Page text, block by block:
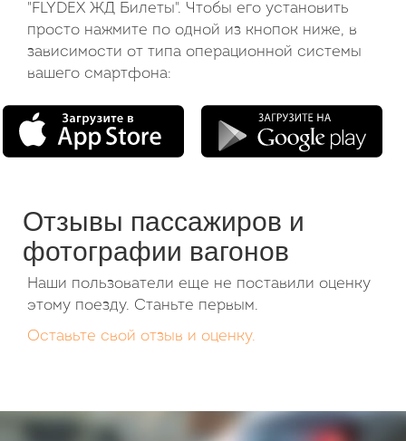
"FLYDEX ЖД Билеты". Чтобы его установить
просто нажмите по одной из кнопок ниже, в
зависимости от типа операционной системы
вашего смартфона:
Отзывы пассажиров и
фотографии вагонов
Наши пользователи еще не поставили оценку
этому поезду. Станьте первым.
Оставьте свой отзыв и оценку.